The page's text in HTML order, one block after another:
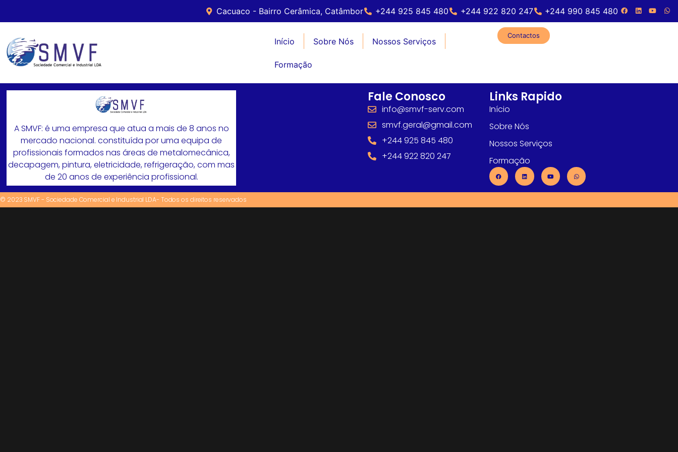
Cacuaco - Bairro Cerâmica, Catâmbor +244 925 845 480 +244 922 820 247 +244 990 845 480
Contactos
Início Sobre Nós Nossos Serviços
Formação
A SMVF: é uma empresa que atua a mais de 8 anos no
mercado nacional. constituída por uma equipa de
profissionais formados nas áreas de metalomecânica,
decapagem, pintura, eletricidade, refrigeração, com mas
de 20 anos de experiência profissional.
Fale Conosco
info@smvf-serv.com
smvf.geral@gmail.com
+244 925 845 480
+244 922 820 247
Links Rapido
Início
Sobre Nós
Nossos Serviços
Formação
© 2023 SMVF - Sociedade Comercial e Industrial LDA- Todos os direitos reservados